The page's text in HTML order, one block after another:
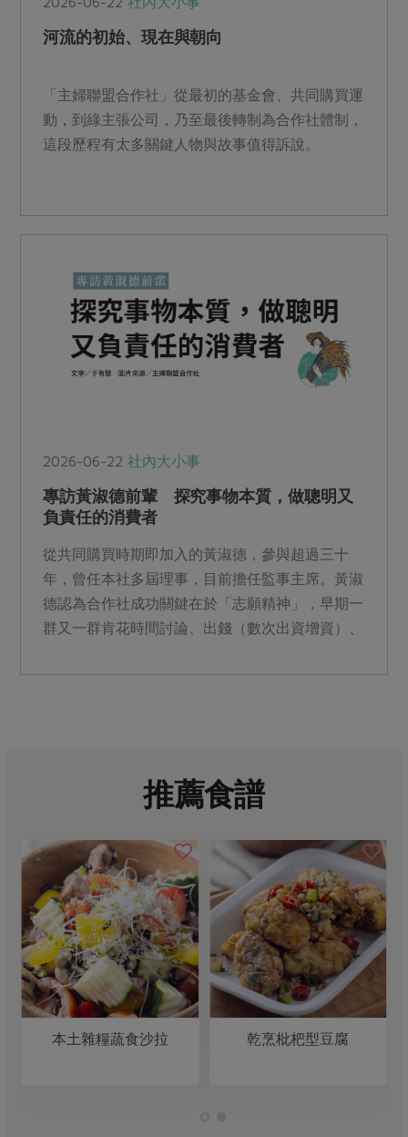
河流的初始、現在與朝向
「主婦聯盟合作社」從最初的基金會、共同購買運
動，到綠主張公司，乃至最後轉制為合作社體制，
這段歷程有太多關鍵人物與故事值得訴說。
2026-06-22社內大小事
專訪黃淑德前輩 探究事物本質，做聰明又
負責任的消費者
從共同購買時期即加入的黃淑德，參與超過三十
年，曾任本社多屆理事，目前擔任監事主席。黃淑
德認為合作社成功關鍵在於「志願精神」，早期一
群又一群肯花時間討論、出錢（數次出資增資）、
作社打下基礎。
推薦食譜
乾烹枇杷型豆腐
本土雜糧蔬食沙拉